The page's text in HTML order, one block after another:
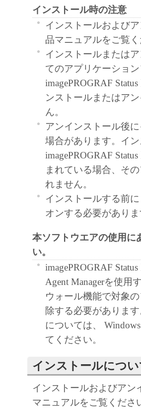
お客様は、「本ソフト
この契約に同意したこ
お客様がこの契約に同
ストールされず、直ち
さい。
１．使用許諾
(1) お客様は、「本ソ
ェットプリンタ（以下
たはネットワークを通
それぞれにおいて使用
ア」をコンピュータの
と、またはコンピュー
すること、読み出すこ
も含むものとします）
様のイントラネット内
います）に、本契約の
を使用させることがで
かる「指定ユーザ」を
き、すべての責任を負
(2) お客様は、再使用
により、第三者に「本
(3) お客様は、「本ソフ
正、改変、リバース・
たは逆アセンブル等す
インストール時の注意
インストールおよび
品マニュアルをご覧く
インストールまたは
てのアプリケーショ
imagePROGRAF
ンストールまたはア
ん。
アンインストール後
場合があります。イ
imagePROGRAF
まれている場合、そ
れません。
インストールする前
オンする必要がありま
本ソフトウエアの使用に
い。
imagePROGRAF
Agent Managerを使用
ウォール機能で対象
除する必要がありま
については、
てください。
インストールについ
インストールおよびアン
マニュアルをご覧くださ